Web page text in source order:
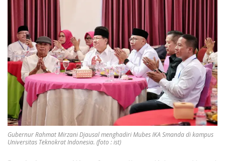
Gubernur Rahmat Mirzani Djausal menghadiri Mubes IKA Smanda di kampus
Universitas Teknokrat Indonesia. (foto : ist)